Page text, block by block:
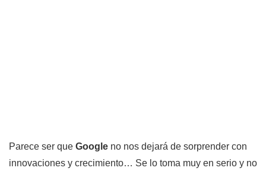
Parece ser que Google no nos dejará de sorprender con
innovaciones y crecimiento… Se lo toma muy en serio y no